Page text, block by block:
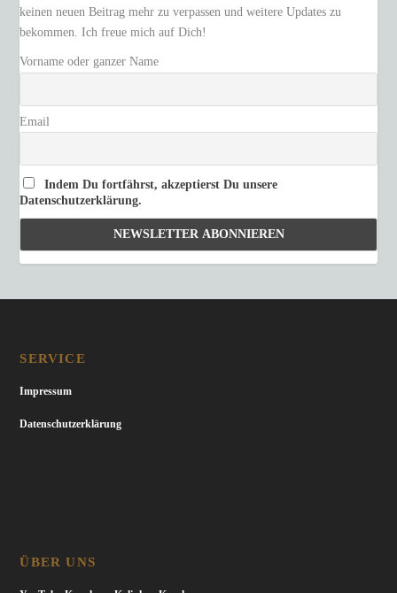
keinen neuen Beitrag mehr zu verpassen und weitere Updates zu
bekommen. Ich freue mich auf Dich!
Vorname oder ganzer Name
Email
Indem Du fortfährst, akzeptierst Du unsere
Datenschutzerklärung.
SERVICE
Impressum
Datenschutzerklärung
ÜBER UNS